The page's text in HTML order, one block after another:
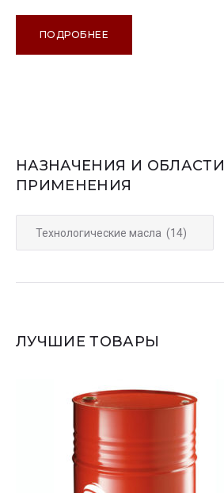
ПОДРОБНЕЕ
НАЗНАЧЕНИЯ И ОБЛАСТИ
ПРИМЕНЕНИЯ
ЛУЧШИЕ ТОВАРЫ